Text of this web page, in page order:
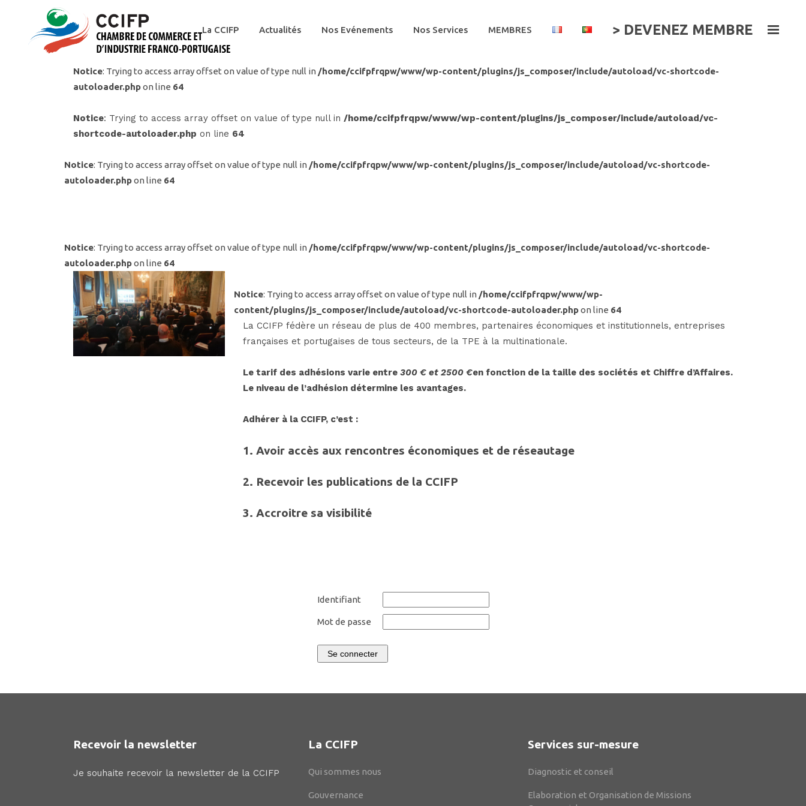
> DEVENEZ MEMBRE
La CCIFP Actualités Nos Evénements Nos Services MEMBRES
Notice: Trying to access array offset on value of type null in /home/ccifpfrqpw/www/wp-content/plugins/js_composer/include/autoload/vc-shortcode-
autoloader.phpon line 64
Notice: Trying to access array offset on value of type null in /home/ccifpfrqpw/www/wp-content/plugins/js_composer/include/autoload/vc-
shortcode-autoloader.php on line 64
Notice: Trying to access array offset on value of type null in /home/ccifpfrqpw/www/wp-content/plugins/js_composer/include/autoload/vc-shortcode-
autoloader.phpon line 64
Notice: Trying to access array offset on value of type null in /home/ccifpfrqpw/www/wp-content/plugins/js_composer/include/autoload/vc-shortcode-
autoloader.phpon line 64
Notice: Trying to access array offset on value of type null in /home/ccifpfrqpw/www/wp-
content/plugins/js_composer/include/autoload/vc-shortcode-autoloader.phpon line 64
La CCIFP fédère un réseau de plus de 400 membres, partenaires économiques et institutionnels, entreprises
françaises et portugaises de tous secteurs, de la TPE à la multinationale.
Le tarif des adhésions varie entre 300 € et 2500 €en fonction de la taille des sociétés et Chiffre d’Affaires.
Le niveau de l’adhésion détermine les avantages.
Adhérer à la CCIFP, c’est :
1. Avoir accès aux rencontres économiques et de réseautage
2. Recevoir les publications de la CCIFP
3. Accroitre sa visibilité
Identifiant
Mot de passe
Se connecter
Recevoir la newsletter
Je souhaite recevoir la newsletter de la CCIFP
La CCIFP
Qui sommes nous
Gouvernance
Services sur-mesure
Diagnostic et conseil
Elaboration et Organisation de Missions